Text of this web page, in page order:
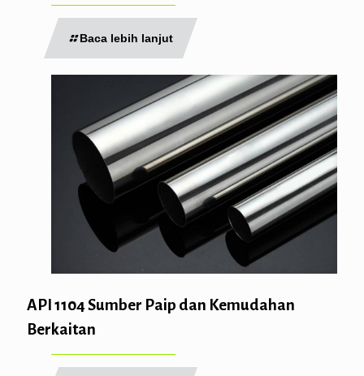
Baca lebih lanjut
API 1104 Sumber Paip dan Kemudahan
Berkaitan